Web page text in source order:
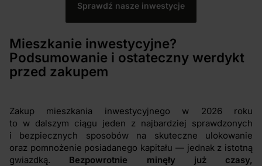
Sprawdź nasze inwestycje
Mieszkanie inwestycyjne?
Podsumowanie i ostateczny werdykt
przed zakupem
Zakup mieszkania inwestycyjnego w 2026 roku
to w dalszym ciągu jeden z najbardziej sprawdzonych
i bezpiecznych sposobów na skuteczne ulokowanie
oraz pomnożenie posiadanego kapitału — jednak z istotną
gwiazdką. Bezpowrotnie minęły już czasy,